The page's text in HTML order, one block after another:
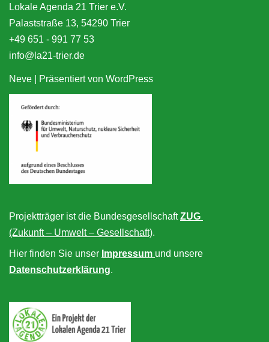
Lokale Agenda 21 Trier e.V.
Palaststraße 13, 54290 Trier
+49 651 - 991 77 53
info@la21-trier.de
Neve | Präsentiert von WordPress
Projektträger ist die BundesgesellschaftZUG
(Zukunft – Umwelt – Gesellschaft).
Hier finden Sie unser Impressum und unsere
Datenschutzerklärung.